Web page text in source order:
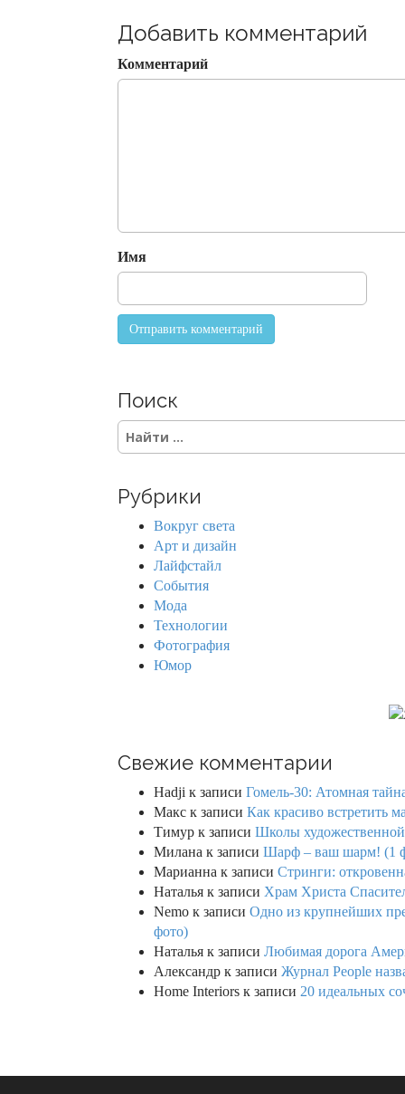
t
n
a
n
Добавить комментарий
Комментарий
Имя
Поиск
S
e
c
Рубрики
Вокруг света
Арт и дизайн
Лайфстайл
События
Мода
Технологии
Фотография
Юмор
Свежие комментарии
Hadji к записи Гомель-30: Атомная
Макс к записи Как красиво встретить
Тимур к записи Школы
Милана к записи Шарф – ваш шарм! (1
Марианна к записи Стринги:
Наталья к записи Храм Христа
Nemo к записи Одно из крупнейших
фото)
Наталья к записи Любимая дорога
Александр к записи Журнал People
Home Interiors к записи 20 идеальных